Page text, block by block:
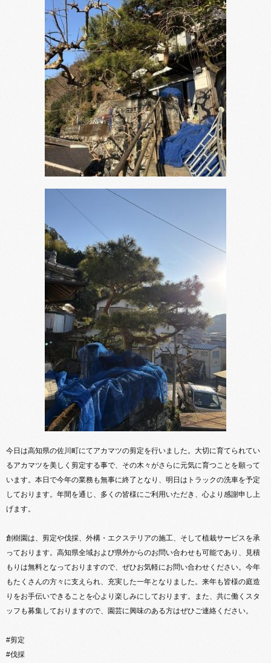
今日は高知県の佐川町にてアカマツの剪定を行いました。大切に育てられてい
るアカマツを美しく剪定する事で、その木々がさらに元気に育つことを願って
います。本日で今年の業務も無事に終了となり、明日はトラックの洗車を予定
しております。年間を通じ、多くの皆様にご利用いただき、心より感謝申し上
げます。
創樹園は、剪定や伐採、外構・エクステリアの施工、そして植栽サービスを承
っております。高知県全域および県外からのお問い合わせも可能であり、見積
もりは無料となっておりますので、ぜひお気軽にお問い合わせください。今年
もたくさんの方々に支えられ、充実した一年となりました。来年も皆様の庭造
りをお手伝いできることを心より楽しみにしております。また、共に働くスタ
ッフも募集しておりますので、園芸に興味のある方はぜひご連絡ください。
#剪定
#伐採